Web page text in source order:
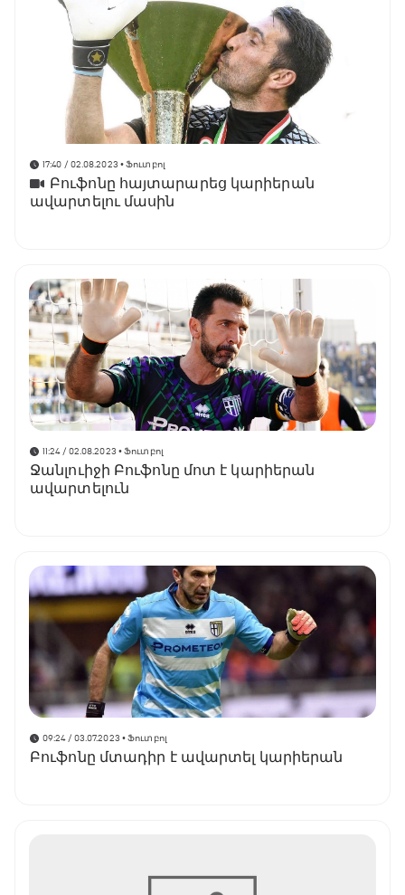
17:40 / 02.08.2023 • Ֆուտբոլ
Բուֆոնը հայտարարեց կարիերան
ավարտելու մասին
11:24 / 02.08.2023 • Ֆուտբոլ
Ջանլուիջի Բուֆոնը մոտ է կարիերան
ավարտելուն
09:24 / 03.07.2023 • Ֆուտբոլ
Բուֆոնը մտադիր է ավարտել կարիերան